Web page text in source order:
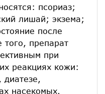
псориаз;
лишай; экзема;
после
того, препарат
при
реакциях кожи:
насекомых.